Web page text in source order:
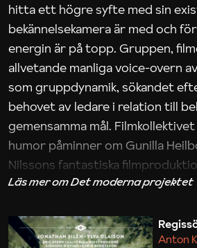
hitta ett högre syfte med sin
bekännelsekamera är med och
energin är på topp. Gruppen,
allvetande manliga voice-overn
som gruppdynamik, sökandet
behovet av ledare i relation till
gemensamma mål.
humor påminner om Gunilla
Nilssons fantastiska
iakttagelser om hur svårt det kan
Maja Kekonius
Anton